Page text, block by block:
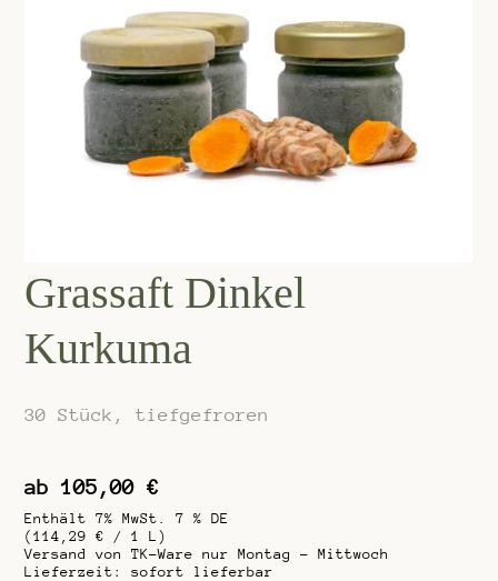
Grassaft Dinkel
Kurkuma
30 Stück, tiefgefroren
ab105,00€
Enthält 7% MwSt. 7 % DE
(114,29€ / 1 L)
Versand von TK-Ware nur Montag - Mittwoch
Lieferzeit: sofort lieferbar